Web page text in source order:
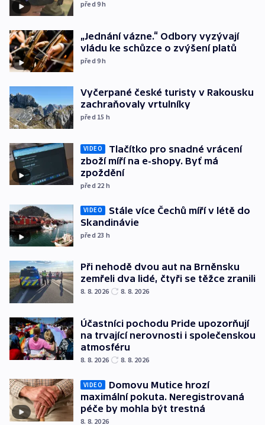
před 9h
„Jednání vázne.“ Odbory vyzývají
vládu ke schůzce o zvýšení platů
před 9h
Vyčerpané české turisty v Rakousku
zachraňovaly vrtulníky
před 15 h
VIDEO
Tlačítko pro snadné vrácení
zboží míří na e-shopy. Byť má
zpoždění
před 22 h
VIDEO
Stále více Čechů míří v létě do
Skandinávie
před 23 h
Při nehodě dvou aut na Brněnsku
zemřeli dva lidé, čtyři se těžce zranili
8. 8. 2026 8. 8. 2026
Účastníci pochodu Pride upozorňují
na trvající nerovnosti i společenskou
atmosféru
8. 8. 2026 8. 8. 2026
VIDEO
Domovu Mutice hrozí
maximální pokuta. Neregistrovaná
péče by mohla být trestná
8. 8. 2026